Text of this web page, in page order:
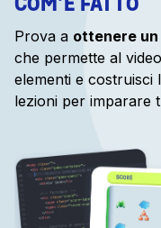
Prova a ottenere
che permette al
elementi e costruisci
lezioni per imparare